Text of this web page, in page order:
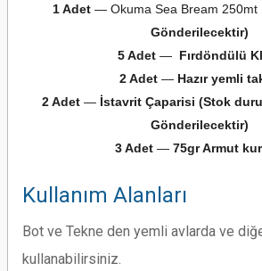
1 Adet— Okuma Sea Bream 250mt
Gönderilecektir)
5 Adet — Fırdöndülü
2 Adet — Hazır yemli
2 Adet—İstavrit Çaparisi (Stok
Gönderilecektir)
3 Adet— 75gr Armut
Kullanım Alanları
Bot ve Tekne den yemli avlarda ve
kullanabilirsiniz.